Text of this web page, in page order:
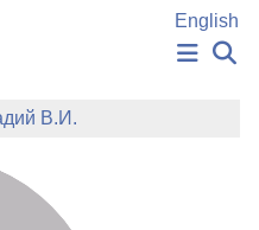
English
В.И.